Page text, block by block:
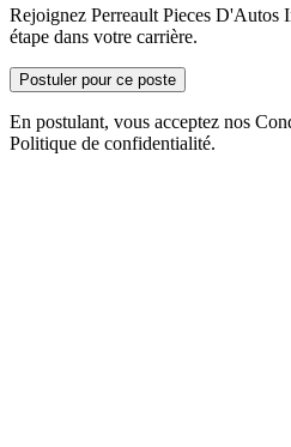
Rejoignez Perreault Pieces D'Autos
étape dans votre carrière.
Postuler pour ce poste
En postulant, vous acceptez nos
Politique de confidentialité.